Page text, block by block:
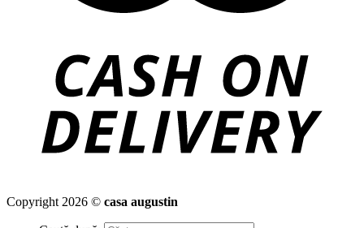
Copyright 2026 © casa augustin